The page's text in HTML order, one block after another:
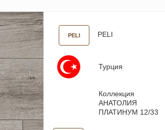
PELI PELI
Турция
Коллекция
АНАТОЛИЯ
ПЛАТИНУМ 12/33